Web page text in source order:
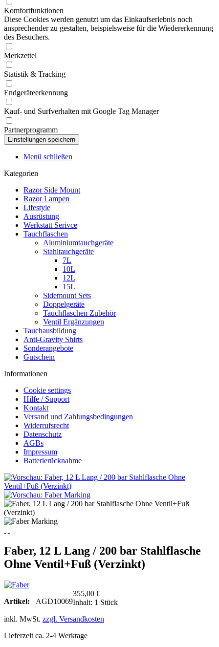
Komfortfunktionen
Diese Cookies werden genutzt um das Einkaufserlebnis noch
ansprechender zu gestalten, beispielsweise für die Wiedererkennung
des Besuchers.
Merkzettel
Statistik & Tracking
Endgeräteerkennung
Kauf- und Surfverhalten mit Google Tag Manager
Partnerprogramm
Menü schließen
Kategorien
Razor Side Mount
Razor Lampen
Lifestyle
Ausrüstung
Werkstatt Serivce
Tauchflaschen
Aluminiumtauchgeräte
Stahltauchgeräte
7L
10L
12L
15L
Sidemount Sets
Doppelgeräte
Tauchflaschen Zubehör
Ventil Ergänzungen
Tauchausbildung
Anti-Gravity Shirts
Sonderangebote
Gutschein
Informationen
Cookie settings
Hilfe / Support
Kontakt
Versand und Zahlungsbedingungen
Widerrufsrecht
Datenschutz
AGBs
Impressum
Batterierücknahme
Faber, 12 L Lang / 200 bar Stahlflasche
Ohne Ventil+Fuß (Verzinkt)
Artikel: AGD10069
355,00 €
Inhalt: 1 Stück
inkl. MwSt. zzgl. Versandkosten
Lieferzeit ca. 2-4 Werktage